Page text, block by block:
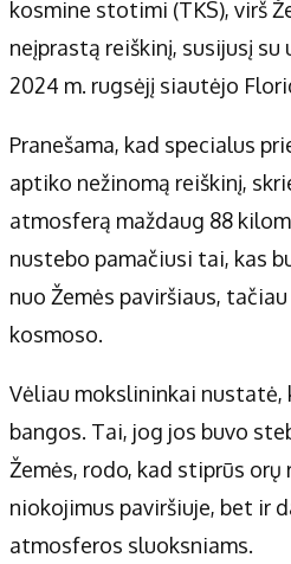
Apie mus
Autoriai
Kontaktai
Redakcijos politika
Receptai
kosmine stotimi (TKS), virš
neįprastą reiškinį, susijusį su
2024 m. rugsėjį siautėjo
Pranešama, kad specialus
aptiko nežinomą reiškinį,
atmosferą maždaug 88
nustebo pamačiusi tai, kas
nuo Žemės paviršiaus,
kosmoso.
Vėliau mokslininkai
bangos. Tai, jog jos buvo
Žemės, rodo, kad stiprūs
niokojimus paviršiuje, bet ir
atmosferos sluoksniams.